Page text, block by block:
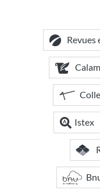
Revues
Istex